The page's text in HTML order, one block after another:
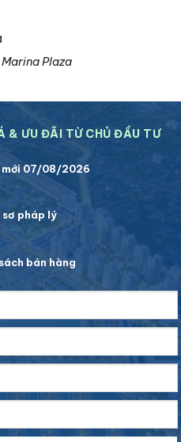
Plaza
& ƯU ĐÃI TỪ CHỦ ĐẦU TƯ
mới 07/08/2026
sơ pháp lý
bán hàng